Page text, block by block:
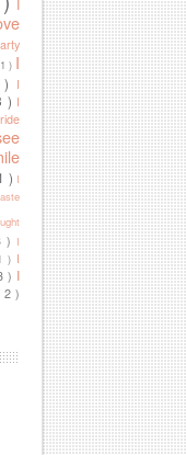
I
) I
I
) I
) I
) I
) I
) I
2 )